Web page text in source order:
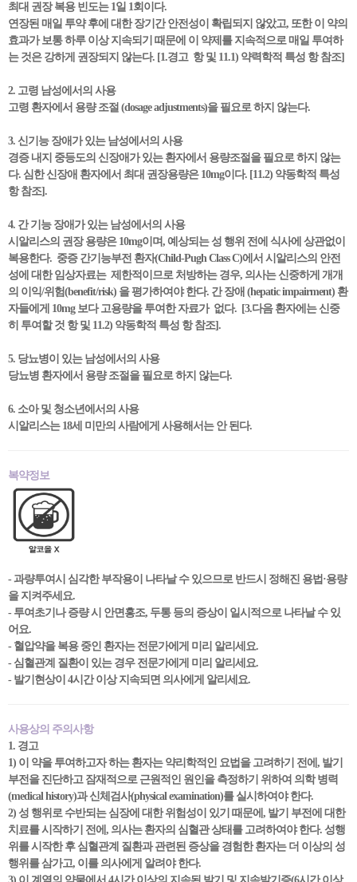
최대 권장 복용 빈도는 1일 1회이다.
연장된 매일 투약 후에 대한 장기간 안전성이 확립되지 않았고, 또한 이 약의
효과가 보통 하루 이상 지속되기 때문에 이 약제를 지속적으로 매일 투여하
는 것은 강하게 권장되지 않는다. [1.경고 항 및 11.1) 약력학적 특성 항 참조]
2. 고령 남성에서의 사용
고령 환자에서 용량 조절 (dosage adjustments)을 필요로 하지 않는다.
3. 신기능 장애가 있는 남성에서의 사용
경증 내지 중등도의 신장애가 있는 환자에서 용량조절을 필요로 하지 않는
다. 심한 신장애 환자에서 최대 권장용량은 10mg이다. [11.2) 약동학적 특성
항 참조].
4. 간 기능 장애가 있는 남성에서의 사용
시알리스의 권장 용량은 10mg이며, 예상되는 성 행위 전에 식사에 상관없이
복용한다. 중증 간기능부전 환자(Child-Pugh Class C)에서 시알리스의 안전
성에 대한 임상자료는 제한적이므로 처방하는 경우, 의사는 신중하게 개개
의 이익/위험(benefit/risk) 을 평가하여야 한다. 간 장애 (hepatic impairment) 환
자들에게 10mg 보다 고용량을 투여한 자료가 없다. [3.다음 환자에는 신중
히 투여할 것 항 및 11.2) 약동학적 특성 항 참조].
5. 당뇨병이 있는 남성에서의 사용
당뇨병 환자에서 용량 조절을 필요로 하지 않는다.
6. 소아 및 청소년에서의 사용
시알리스는 18세 미만의 사람에게 사용해서는 안 된다.
복약정보
- 과량투여시 심각한 부작용이 나타날 수 있으므로 반드시 정해진 용법·용량
을 지켜주세요.
- 투여초기나 증량 시 안면홍조, 두통 등의 증상이 일시적으로 나타날 수 있
어요.
- 혈압약을 복용 중인 환자는 전문가에게 미리 알리세요.
- 심혈관계 질환이 있는 경우 전문가에게 미리 알리세요.
- 발기현상이 4시간 이상 지속되면 의사에게 알리세요.
사용상의 주의사항
1. 경고
1) 이 약을 투여하고자 하는 환자는 약리학적인 요법을 고려하기 전에, 발기
부전을 진단하고 잠재적으로 근원적인 원인을 측정하기 위하여 의학 병력
(medical history)과 신체검사(physical examination)를 실시하여야 한다.
2) 성 행위로 수반되는 심장에 대한 위험성이 있기 때문에, 발기 부전에 대한
치료를 시작하기 전에, 의사는 환자의 심혈관 상태를 고려하여야 한다. 성행
위를 시작한 후 심혈관계 질환과 관련된 증상을 경험한 환자는 더 이상의 성
행위를 삼가고, 이를 의사에게 알려야 한다.